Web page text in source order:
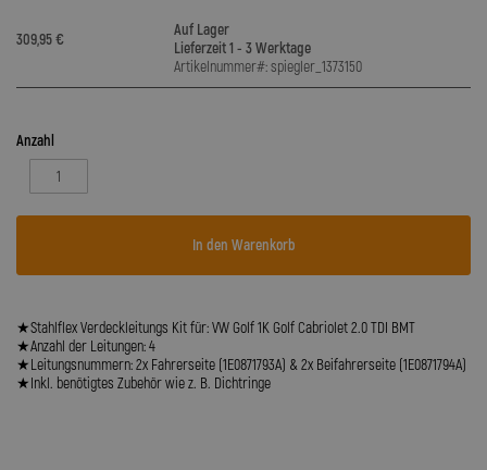
309,95 €
Auf Lager
Lieferzeit 1 - 3 Werktage
Artikelnummer#: spiegler_1373150
Anzahl
In den Warenkorb
★Stahlflex Verdeckleitungs Kit für: VW Golf 1K Golf Cabriolet 2.0 TDI BMT
★Anzahl der Leitungen: 4
★Leitungsnummern: 2x Fahrerseite (1E0871793A) & 2x Beifahrerseite (1E0871794A)
★Inkl. benötigtes Zubehör wie z. B. Dichtringe